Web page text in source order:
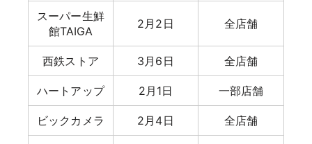
スーパー生鮮
館TAIGA
2月2日 全店舗
西鉄ストア 3月6日 全店舗
ハートアップ 2月1日 一部店舗
ビックカメラ 2月4日 全店舗